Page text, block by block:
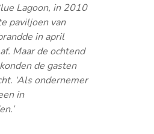
Lagoon, in 2010
paviljoen van
in april
Maar de ochtend
de gasten
‘Als ondernemer
in